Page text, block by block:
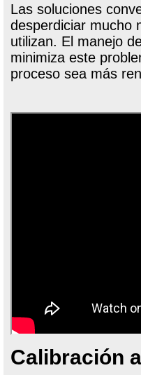
Las soluciones
desperdiciar mucho
utilizan. El manejo
minimiza este
proceso sea más
Calibración